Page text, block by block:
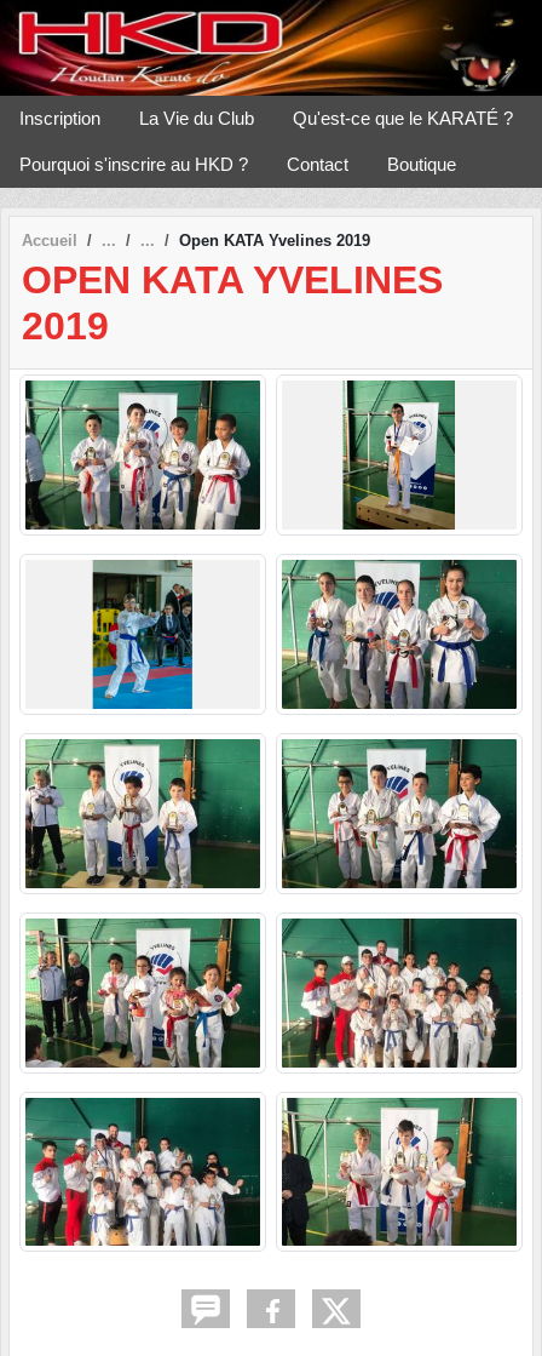
Inscription La Vie du Club Qu'est-ce que le KARATÉ ?
Pourquoi s'inscrire au HKD ? Contact Boutique
Accueil Open KATA Yvelines 2019
OPEN KATA YVELINES
2019
Panneau de gestion des cookies